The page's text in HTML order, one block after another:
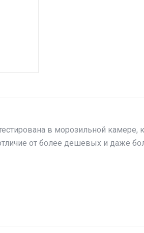
в морозильной камере,
от более дешевых и даже